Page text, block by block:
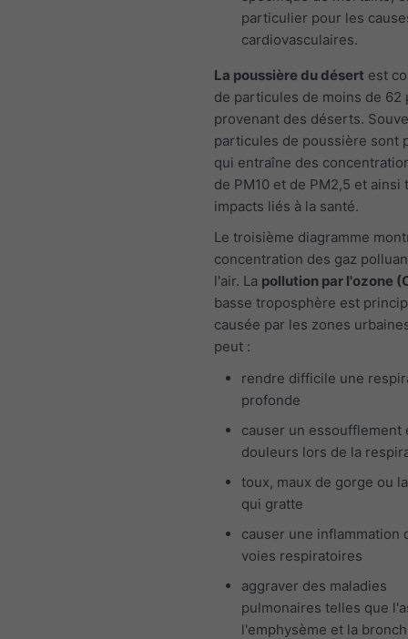
particulier pour les
cardiovasculaires.
La poussière du désert est
de particules de moins de 62
provenant des déserts.
particules de poussière sont
qui entraîne des
de PM10 et de PM2,5 et ainsi
impacts liés à la santé.
Le troisième diagramme
concentration des gaz
l'air. La pollution par l'ozone
basse troposphère est
causée par les zones
peut :
rendre difficile une
profonde
causer un essoufflement
douleurs lors de la
toux, maux de gorge ou
qui gratte
causer une inflammation
voies respiratoires
aggraver des maladies
pulmonaires telles que
l'emphysème et la